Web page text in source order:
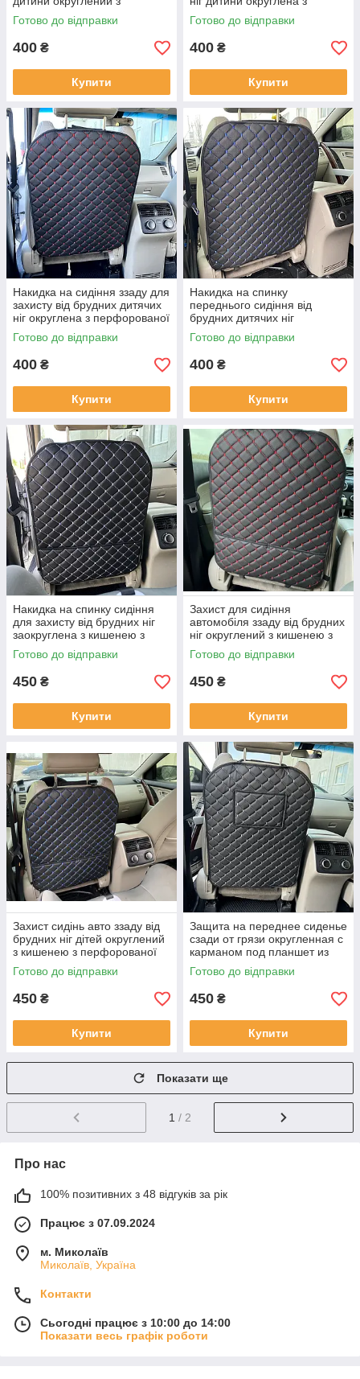
перфорованої екошкіри
Чорний
Готово до відправки
400 ₴
Купити
перфорованої Екошкіри
Чорна.
Готово до відправки
400 ₴
Купити
Накидка на сидіння ззаду для
захисту від брудних дитячих
ніг округлена з перфорованої
екошкіри Чорна
Готово до відправки
400 ₴
Купити
Накидка на спинку
переднього сидіння від
брудних дитячих ніг
округлена з перфорованої
екошкіри Чорна
Готово до відправки
400 ₴
Купити
Накидка на спинку сидіння
для захисту від брудних ніг
заокруглена з кишенею з
перфорованої Екошкіри
Чорна
Готово до відправки
450 ₴
Купити
Захист для сидіння
автомобіля ззаду від брудних
ніг округлений з кишенею з
перфорованої Екошкіри
Чорний
Готово до відправки
450 ₴
Купити
Захист сидінь авто ззаду від
брудних ніг дітей округлений
з кишенею з перфорованої
Екошкіри Чорний
Готово до відправки
450 ₴
Купити
Защита на переднее сиденье
сзади от грязи округленная с
карманом под планшет из
перфорированной Экокожи
Черная
Готово до відправки
450 ₴
Купити
Показати ще
1 / 2
Про нас
100% позитивних з 48 відгуків за рік
Працює з 07.09.2024
м. Миколаїв
Миколаїв, Україна
Контакти
Сьогодні працює з 10:00 до 14:00
Показати весь графік роботи